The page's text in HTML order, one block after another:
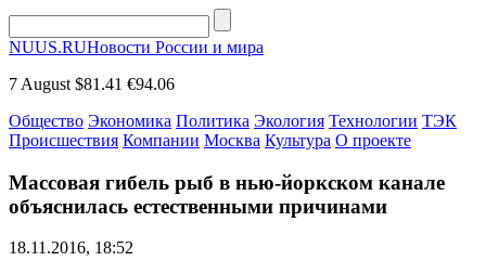
NUUS.RUНовости России и мира
7 August $81.41 €94.06
Общество Экономика Политика Экология Технологии ТЭК
Происшествия Компании Москва Культура О проекте
Массовая гибель рыб в нью-йоркском канале
объяснилась естественными причинами
18.11.2016, 18:52